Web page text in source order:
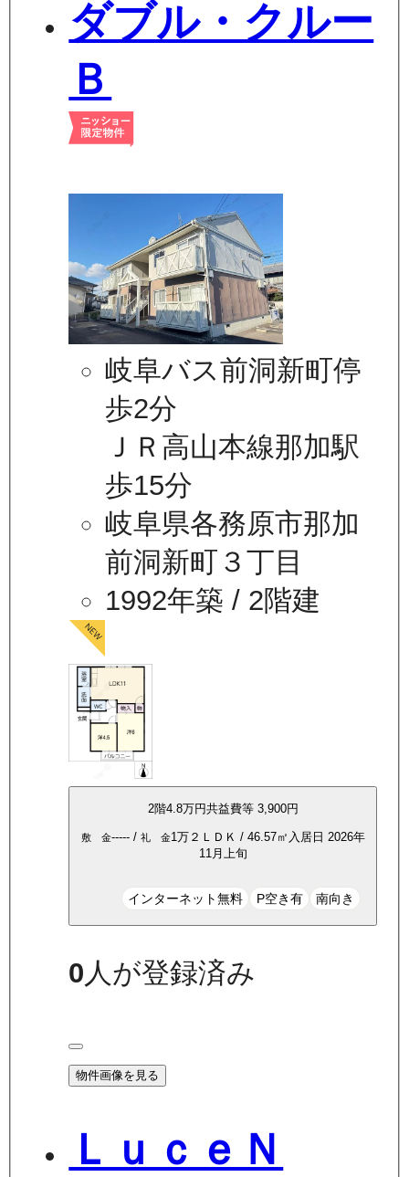
ダブル・クルー
Ｂ
岐阜バス前洞新町停
歩2分
ＪＲ高山本線那加駅
歩15分
岐阜県各務原市那加
前洞新町３丁目
1992年築 / 2階建
2階4.8万円共益費等 3,900円
敷 金-----/ 礼 金1万２ＬＤＫ / 46.57㎡ 入居日 2026年
11月上旬
インターネット無料 P空き有 南向き
0 人が登録済み
物件画像を見る
ＬｕｃｅＮ